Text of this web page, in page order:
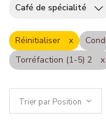
Café de spécialité
Réinitialiser
Torréfaction (1-5) 2